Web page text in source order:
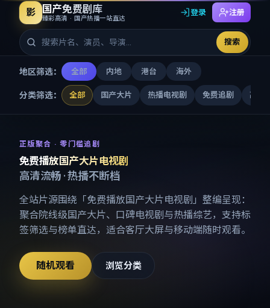
影 国产免费剧库
臻彩高清 · 国产热播一站直达
搜索
登录 注册
地区筛选： 全部 内地 港台 海外
分类筛选： 全部 国产大片 热播电视剧 免费追剧 高清
正版聚合 · 零门槛追剧
免费播放国产大片电视剧
高清流畅 · 热播不断档
全站片源围绕「免费播放国产大片电视剧 」整编呈现：
聚合院线级国产大片、口碑电视剧与热播综艺，支持标
签筛选与榜单直达，适合客厅大屏与移动端随时观看。
随机观看 浏览分类